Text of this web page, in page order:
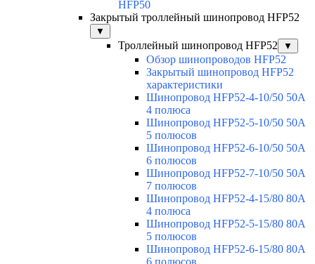
HFP50
Закрытый троллейный шинопровод HFP52
▼
Троллейный шинопровод HFP52 ▼
Обзор шинопроводов HFP52
Закрытый шинопровод HFP52
характеристики
Шинопровод HFP52-4-10/50 50A
4 полюса
Шинопровод HFP52-5-10/50 50А
5 полюсов
Шинопровод HFP52-6-10/50 50А
6 полюсов
Шинопровод HFP52-7-10/50 50А
7 полюсов
Шинопровод HFP52-4-15/80 80A
4 полюса
Шинопровод HFP52-5-15/80 80А
5 полюсов
Шинопровод HFP52-6-15/80 80А
6 полюсов